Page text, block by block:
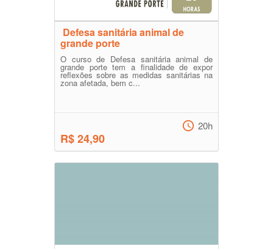
Defesa sanitária animal de
grande porte
O curso de Defesa sanitária animal de
grande porte tem a finalidade de expor
reflexões sobre as medidas sanitárias na
zona afetada, bem c...
R$ 24,90
20h